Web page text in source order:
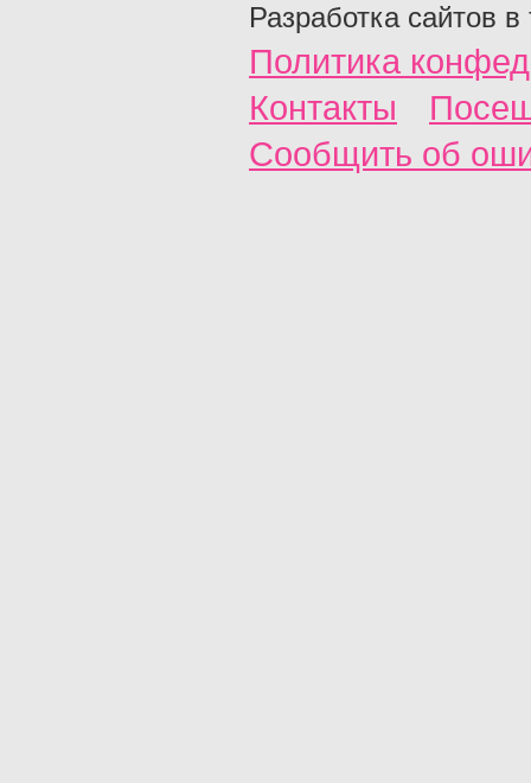
Разработка сайтов в
Политика
Контакты
Сообщить об